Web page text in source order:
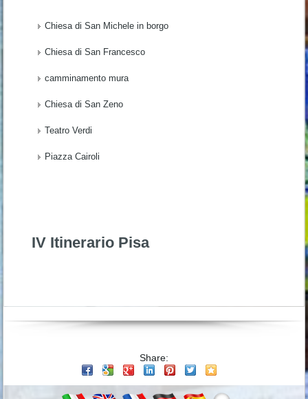
Chiesa di San Michele in borgo
Chiesa di San Francesco
camminamento mura
Chiesa di San Zeno
Teatro Verdi
Piazza Cairoli
IV Itinerario Pisa
Share: